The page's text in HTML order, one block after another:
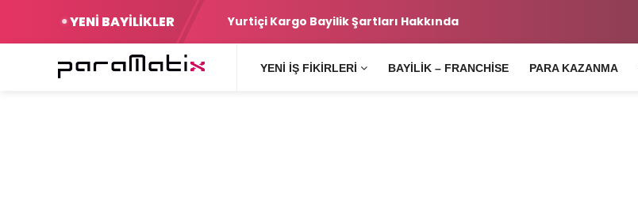
YENİ BAYİLİKLER Yurtiçi Kargo Bayilik Şartları Hakkında
YENI İŞ FIKIRLERI BAYILIK – FRANCHISE PARA KAZANMA